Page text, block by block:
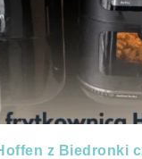
z Biedronki